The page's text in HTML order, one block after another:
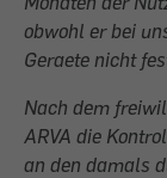
obwohl er bei
Geraete nicht
Nach dem
ARVA die
an den damals